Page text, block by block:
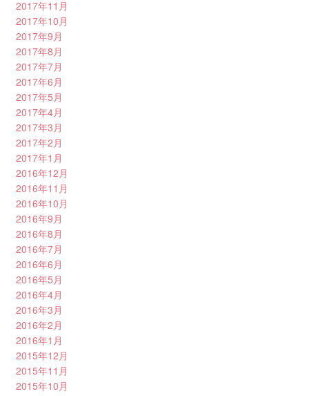
2017年11月
2017年10月
2017年9月
2017年8月
2017年7月
2017年6月
2017年5月
2017年4月
2017年3月
2017年2月
2017年1月
2016年12月
2016年11月
2016年10月
2016年9月
2016年8月
2016年7月
2016年6月
2016年5月
2016年4月
2016年3月
2016年2月
2016年1月
2015年12月
2015年11月
2015年10月